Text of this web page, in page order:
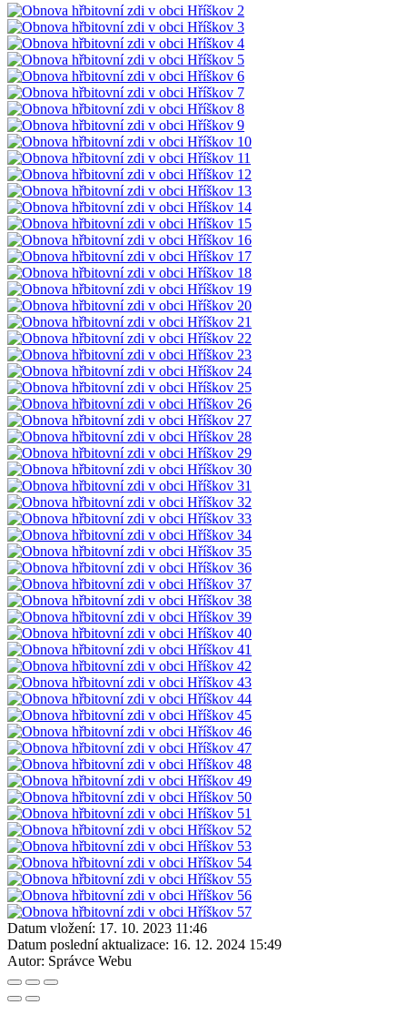
Datum vložení: 17. 10. 2023 11:46
Datum poslední aktualizace: 16. 12. 2024 15:49
Autor: Správce Webu